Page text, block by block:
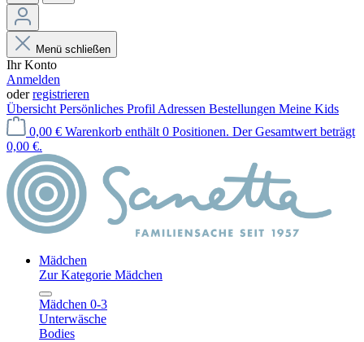
Menü schließen
Ihr Konto
Anmelden
oderregistrieren
Übersicht Persönliches Profil Adressen Bestellungen Meine Kids
0,00 € Warenkorb enthält 0 Positionen. Der Gesamtwert beträgt
0,00 €.
Mädchen
Zur Kategorie Mädchen
Mädchen 0-3
Unterwäsche
Bodies